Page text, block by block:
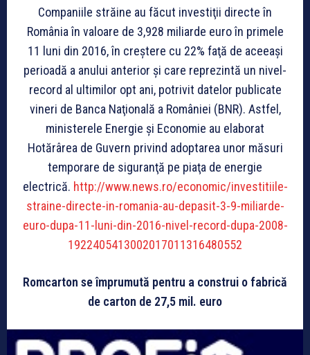
Companiile străine au făcut investiţii directe în
România în valoare de 3,928 miliarde euro în primele
11 luni din 2016, în creştere cu 22% faţă de aceeaşi
perioadă a anului anterior şi care reprezintă un nivel-
record al ultimilor opt ani, potrivit datelor publicate
vineri de Banca Naţională a României (BNR). Astfel,
ministerele Energie şi Economie au elaborat
Hotărârea de Guvern privind adoptarea unor măsuri
temporare de siguranţă pe piaţa de energie
electrică. http://www.news.ro/economic/investitiile-
straine-directe-in-romania-au-depasit-3-9-miliarde-
euro-dupa-11-luni-din-2016-nivel-record-dupa-2008-
1922405413002017011316480552
Romcarton se împrumută pentru a construi o fabrică
de carton de 27,5 mil. euro